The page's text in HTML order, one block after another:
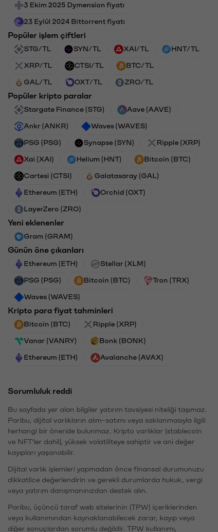
3 Ekim 2025 Dymension fiyatı
23 Eylül 2024 Bittorrent fiyatı
Popüler işlem çiftleri
STG/TL SYN/TL XAI/TL HNT/TL
XRP/TL CTSI/TL BTC/TL
GAL/TL OXT/TL ZRO/TL
Popüler kripto paralar
Stargate Finance (STG) Aave (AAVE)
Ankr (ANKR) Waves (WAVES)
PSG (PSG) Synapse (SYN) Ripple (XRP)
Xai (XAI) Helium (HNT) Bitcoin (BTC)
Cartesi (CTSI) Galatasaray (GAL)
Ethereum (ETH) Orchid (OXT)
LayerZero (ZRO)
Yeni eklenenler
Gram (GRAM)
Günün öne çıkanları
Ethereum (ETH) Stellar (XLM)
PSG (PSG) Bitcoin (BTC) Tron (TRX)
Waves (WAVES)
Kripto para fiyat tahminleri
Bitcoin (BTC) Ripple (XRP)
Vanar (VANRY) Bonk (BONK)
Ethereum (ETH) Avalanche (AVAX)
Sorumluluk reddi
Bu sayfada yer alan bilgiler yatırım tavsiyesi niteliği taşımaz.
Paribu, dijital varlıkların alım-satımı veya saklanmasıyla ilgili
herhangi bir öneride bulunmaz. Kripto varlıklar (stablecoin
ve NFT'ler dahil), yüksek volatiliteye sahiptir ve ani değer
kayıpları yaşanabilir.
Dijital varlık işlemleri yapmadan önce finansal durumunuzu
dikkatlice değerlendirin ve gerekli durumlarda hukuk, vergi
veya yatırım danışmanınızdan destek alın.
Paribu, üçüncü taraf web sitelerinin (TPW) içeriklerinden
veya kullanımından kaynaklanabilecek zarar, kayıp veya
diğer sonuçlardan sorumlu değildir. TPW kullanımı,